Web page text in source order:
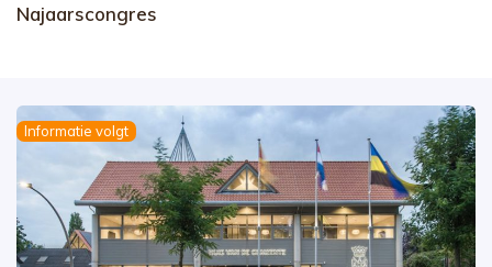
Najaarscongres
Informatie volgt